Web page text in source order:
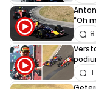
"Oh
8
1